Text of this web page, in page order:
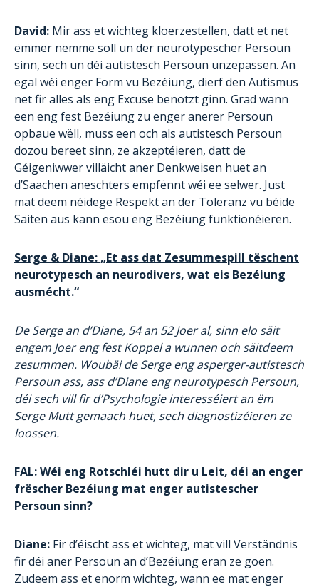
David: Mir ass et wichteg kloerzestellen, datt et net
ëmmer nëmme soll un der neurotypescher Persoun
sinn, sech un déi autistesch Persoun unzepassen. An
egal wéi enger Form vu Bezéiung, dierf den Autismus
net fir alles als eng Excuse benotzt ginn. Grad wann
een eng fest Bezéiung zu enger anerer Persoun
opbaue wëll, muss een och als autistesch Persoun
dozou bereet sinn, ze akzeptéieren, datt de
Géigeniwwer villäicht aner Denkweisen huet an
d’Saachen aneschters empfënnt wéi ee selwer. Just
mat deem néidege Respekt an der Toleranz vu béide
Säiten aus kann esou eng Bezéiung funktionéieren.
Serge & Diane: „Et ass dat Zesummespill tëschent
neurotypesch an neurodivers, wat eis Bezéiung
ausmécht.“
De Serge an d’Diane, 54 an 52 Joer al, sinn elo säit
engem Joer eng fest Koppel a wunnen och säitdeem
zesummen. Woubäi de Serge eng asperger-autistesch
Persoun ass, ass d’Diane eng neurotypesch Persoun,
déi sech vill fir d’Psychologie interesséiert an ëm
Serge Mutt gemaach huet, sech diagnostizéieren ze
loossen.
FAL: Wéi eng Rotschléi hutt dir u Leit, déi an enger
frëscher Bezéiung mat enger autistescher
Persoun sinn?
Diane: Fir d’éischt ass et wichteg, mat vill Verständnis
fir déi aner Persoun an d’Bezéiung eran ze goen.
Zudeem ass et enorm wichteg, wann ee mat enger